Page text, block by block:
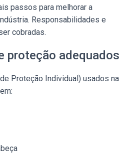
passos para melhorar a
Responsabilidades e
cobradas.
proteção adequados
Proteção Individual) usados na